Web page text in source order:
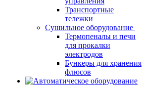
Транспортные
тележки
Сушильное оборудование
Термопеналы и печи
для прокалки
электродов
Бункеры для хранения
флюсов